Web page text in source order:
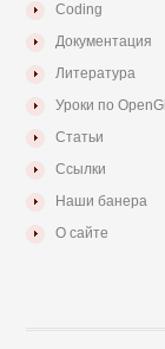
Coding
Документация
Литература
Уроки по OpenGl
Статьи
Ссылки
Наши банера
О сайте